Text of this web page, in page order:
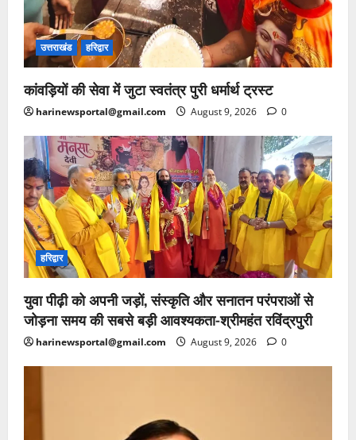
उत्तराखंड हरिद्वार
कांवड़ियों की सेवा में जुटा स्वतंत्र पुरी धर्मार्थ ट्रस्ट
harinewsportal@gmail.com August 9, 2026 0
हरिद्वार
युवा पीढ़ी को अपनी जड़ों, संस्कृति और सनातन परंपराओं से
जोड़ना समय की सबसे बड़ी आवश्यकता-श्रीमहंत रविंद्रपुरी
harinewsportal@gmail.com August 9, 2026 0